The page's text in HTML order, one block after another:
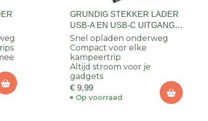
GRUNDIG STEKKER LADER
USB-A EN USB-C UITGANG
30W
Snel opladen onderweg
Compact voor elke
kampeertrip
Altijd stroom voor je
gadgets
€ 9,99
Op voorraad